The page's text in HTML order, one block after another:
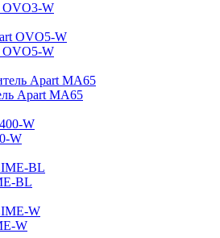
OVO3-W
OVO5-W
Apart MA65
W
BL
W